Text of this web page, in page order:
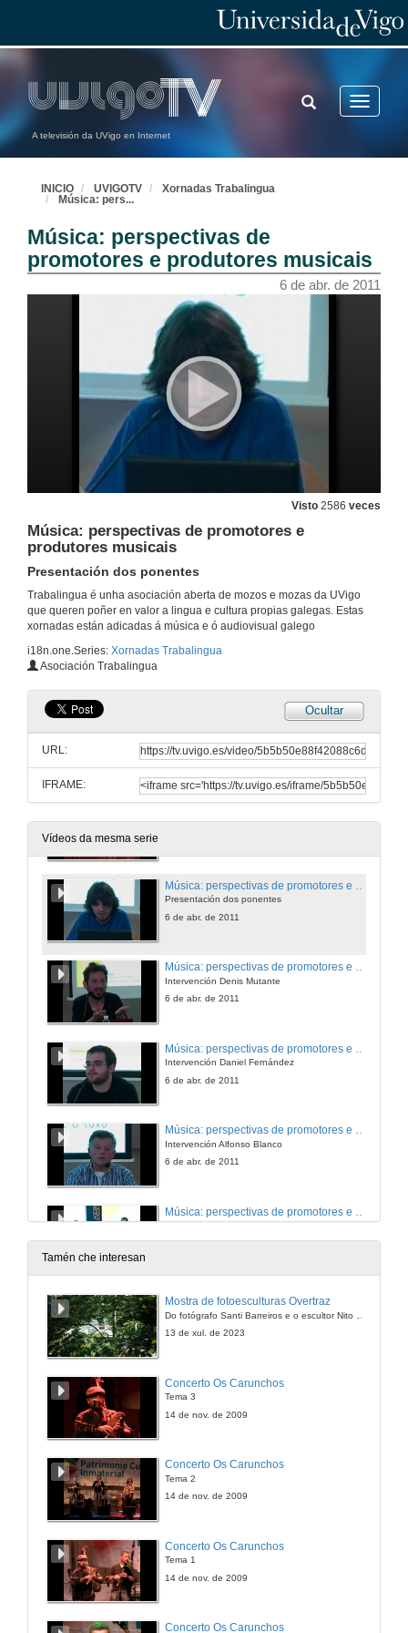
A televisión da UVigo en Internet
Toggle
TOGGLE
SEARCH
INICIO UVIGOTV
Xornadas Trabalingua
Música: pers...
Música: perspectivas de
promotores e produtores musicais
6 de abr. de 2011
Visto 2586 veces
Música: perspectivas de promotores e
produtores musicais
Presentación dos ponentes
Trabalingua é unha asociación aberta de mozos e mozas da UVigo
que queren poñer en valor a lingua e cultura propias galegas. Estas
xornadas están adicadas á música e ó audiovisual galego
i18n.one.Series: Xornadas Trabalingua
Asociación Trabalingua
Ocultar
URL:
IFRAME:
Vídeos da mesma serie
O cine en Galicia
Presentacion dos ponentes
31 de mar. de 2011
O sector da animación
31 de mar. de 2011
Quenda de preguntas
Intervención Xosé Nogueira
31 de mar. de 2011
Intervención Xosé manuel Sande
Intervención César Silva
31 de mar. de 2011
O cine en Galicia
Presentación dos ponentes
6 de abr. de 2011
Música: perspectivas de promotores e produtores musicais
Intervención Denis Mutante
6 de abr. de 2011
Intervención Daniel Fernández
6 de abr. de 2011
Música: perspectivas de promotores e produtores musicais
Intervención Alfonso Blanco
6 de abr. de 2011
Quenda de preguntas
6 de abr. de 2011
Presentación dos ponentes
Quenda de preguntas
Mostra de música de Uxía Senlle
Tamén che interesan
Mostra de fotoesculturas Overtraz
13 de xul. de 2023
Concerto Os Carunchos
Tema 3
14 de nov. de 2009
Concerto Os Carunchos
Tema 2
14 de nov. de 2009
Concerto Os Carunchos
Tema 1
14 de nov. de 2009
Concerto Os Carunchos